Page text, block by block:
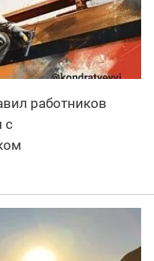
работников
с